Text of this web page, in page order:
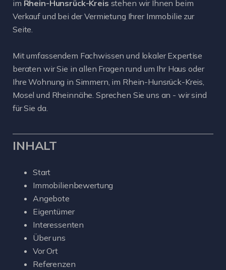
im Rhein-Hunsrück-Kreis stehen wir Ihnen beim
Verkauf und bei der Vermietung Ihrer Immobilie zur
Seite.
Mit umfassendem Fachwissen und lokaler Expertise
beraten wir Sie in allen Fragen rund um Ihr Haus oder
Ihre Wohnung in Simmern, im Rhein-Hunsrück-Kreis,
Mosel und Rheinnähe. Sprechen Sie uns an - wir sind
für Sie da.
INHALT
Start
Immobilienbewertung
Angebote
Eigentümer
Interessenten
Über uns
Vor Ort
Referenzen